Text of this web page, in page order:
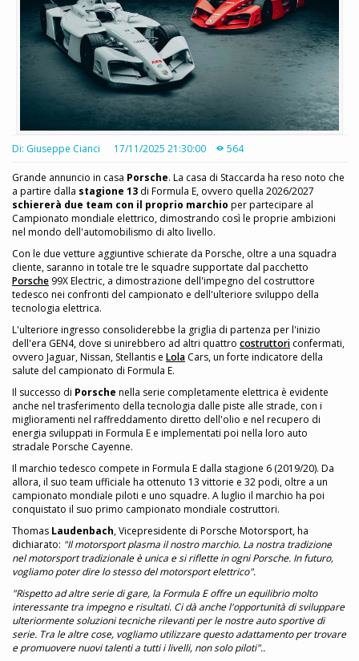
Di: Giuseppe Cianci 17/11/2025 21:30:00 564
Grande annuncio in casa Porsche. La casa di Staccarda ha reso noto che
a partire dalla stagione 13 di Formula E, ovvero quella 2026/2027
schiererà due team con il proprio marchio per partecipare al
Campionato mondiale elettrico, dimostrando così le proprie ambizioni
nel mondo dell'automobilismo di alto livello.
Con le due vetture aggiuntive schierate da Porsche, oltre a una squadra
cliente, saranno in totale tre le squadre supportate dal pacchetto
Porsche 99X Electric, a dimostrazione dell'impegno del costruttore
tedesco nei confronti del campionato e dell'ulteriore sviluppo della
tecnologia elettrica.
L'ulteriore ingresso consoliderebbe la griglia di partenza per l'inizio
dell'era GEN4, dove si unirebbero ad altri quattro costruttori confermati,
ovvero Jaguar, Nissan, Stellantis e Lola Cars, un forte indicatore della
salute del campionato di Formula E.
Il successo di Porsche nella serie completamente elettrica è evidente
anche nel trasferimento della tecnologia dalle piste alle strade, con i
miglioramenti nel raffreddamento diretto dell'olio e nel recupero di
energia sviluppati in Formula E e implementati poi nella loro auto
stradale Porsche Cayenne.
Il marchio tedesco compete in Formula E dalla stagione 6 (2019/20). Da
allora, il suo team ufficiale ha ottenuto 13 vittorie e 32 podi, oltre a un
campionato mondiale piloti e uno squadre. A luglio il marchio ha poi
conquistato il suo primo campionato mondiale costruttori.
Thomas Laudenbach, Vicepresidente di Porsche Motorsport, ha
dichiarato: "Il motorsport plasma il nostro marchio. La nostra tradizione
nel motorsport tradizionale è unica e si riflette in ogni Porsche. In futuro,
vogliamo poter dire lo stesso del motorsport elettrico".
"Rispetto ad altre serie di gare, la Formula E offre un equilibrio molto
interessante tra impegno e risultati. Ci dà anche l'opportunità di sviluppare
ulteriormente soluzioni tecniche rilevanti per le nostre auto sportive di
serie. Tra le altre cose, vogliamo utilizzare questo adattamento per trovare
e promuovere nuovi talenti a tutti i livelli, non solo piloti"..